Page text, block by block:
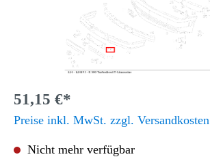
51,15 €*
Preise inkl. MwSt. zzgl. Versandkosten
Nicht mehr verfügbar